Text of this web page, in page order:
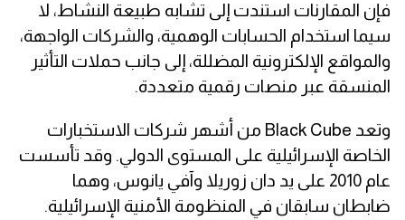
فإن المقارنات استندت إلى تشابه طبيعة النشاط، لا
سيما استخدام الحسابات الوهمية، والشركات الواجهة،
والمواقع الإلكترونية المضللة، إلى جانب حملات التأثير
المنسقة عبر منصات رقمية متعددة.
وتعد Black Cube من أشهر شركات الاستخبارات
الخاصة الإسرائيلية على المستوى الدولي. وقد تأسست
عام 2010 على يد دان زوريلا وآفي يانوس، وهما
ضابطان سابقان في المنظومة الأمنية الإسرائيلية.